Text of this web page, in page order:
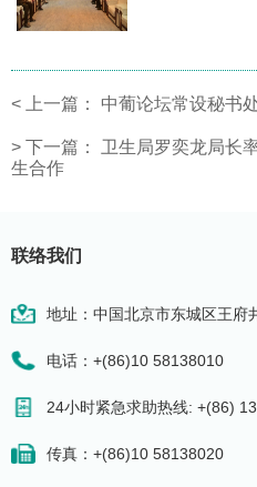
< 上一篇： 中葡论坛常设秘书
> 下一篇：
卫生局罗奕龙局长
生合作
联络我们
地址：中国北京市东城区王府
电话：+(86)10 58138010
24小时紧急求助热线: +(86)
传真：+(86)10 58138020